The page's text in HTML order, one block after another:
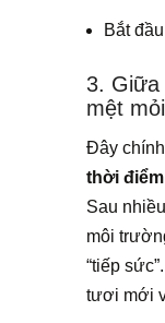
Bắt
3. Giữa
mệt mỏi
Đây
thời
Sau
môi
“tiếp
tươi mới